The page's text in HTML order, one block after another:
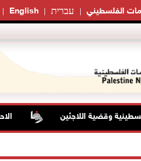
English עברית الفلسطيني
وقضية اللاجئين